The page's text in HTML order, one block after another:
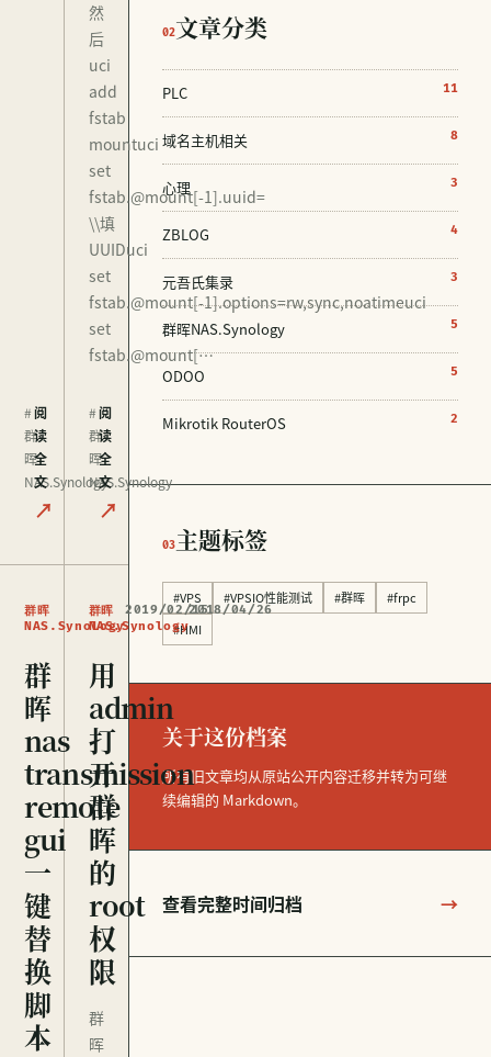
#
群
晖
NAS.Synology
阅
读
全
文
↗
然
后
uci
add
fstab
mountuci
set
fstab.@mount[-1].uuid=
\\填
UUIDuci
set
fstab.@mount[-1].options=rw,sync,noatimeuci
set
fstab.@mount[…
#
群
晖
NAS.Synology
阅
读
全
文
↗
群晖
NAS.Synology
2019/02/15
群
晖
nas
transmission
remote
gui
一
键
替
换
脚
本
群晖
NAS.Synology
2018/04/26
用
admin
打
开
群
晖
的
root
权
限
群
晖
02文章分类
PLC 11
域名主机相关 8
心理 3
ZBLOG 4
元吾氏集录 3
群晖NAS.Synology 5
ODOO 5
Mikrotik RouterOS 2
03主题标签
#VPS #VPSIO性能测试 #群晖
#frpc
#HMI
关于这份档案
所有旧文章均从原站公开内容迁移并转为可继
续编辑的 Markdown。
查看完整时间归档 →